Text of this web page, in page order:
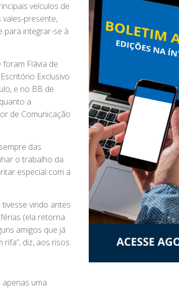
veículos de
presente,
para integrar-se à
Flávia de
Exclusivo
e no BB de
a
de Comunicação
das
o trabalho da
especial com a
vindo antes
(ela retorna
amigos que já
diz, aos risos.
uma